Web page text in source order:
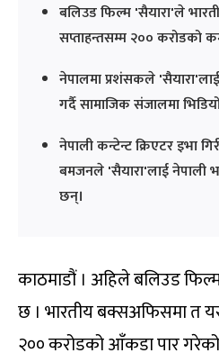
बलिउड फिल्म 'सैयारा'ले
सप्ताहन्तसम्म २०० करोडको
नेपालमा प्रशंसकले
गर्दै सामाजिक संजालमा
नेपाली कन्टेन्ट क्रिएटर इभा
बमजनले 'सैयारा'लाई नेपाली
छन्।
काठमाडौं । अहिले बलिउड फिल्म
छ । भारतीय बक्सअफिसमा त
२०० करोडको आँकडा पार